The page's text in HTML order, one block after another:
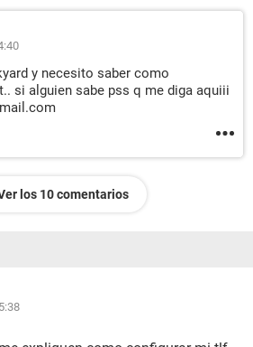
y necesito saber como
si alguien sabe pss q me diga aquiii
los 10 comentarios